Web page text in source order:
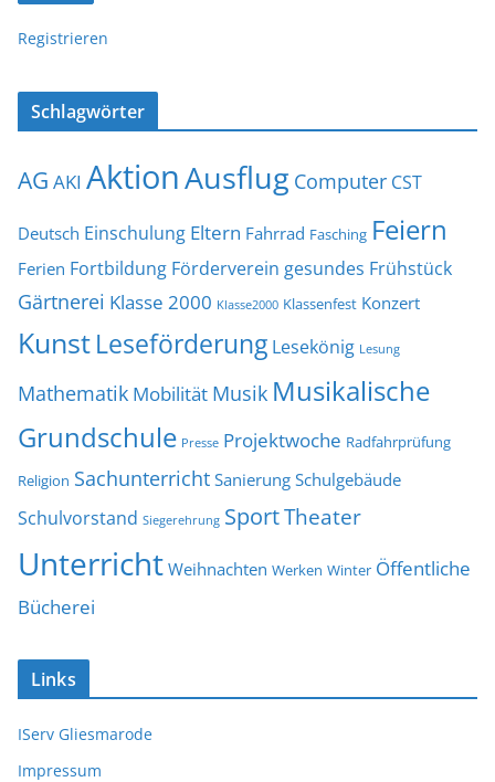
Registrieren
Schlagwörter
AG AKI AktionAusflug Computer CST
Deutsch Einschulung Eltern Fahrrad Fasching Feiern
Ferien Fortbildung Förderverein gesundes Frühstück
Gärtnerei Klasse 2000 Klasse2000 Klassenfest Konzert
KunstLeseförderung Lesekönig Lesung
Mathematik Mobilität Musik Musikalische
Grundschule Presse Projektwoche Radfahrprüfung
Religion Sachunterricht Sanierung Schulgebäude
Schulvorstand Siegerehrung SportTheater
Unterricht Weihnachten Werken Winter Öffentliche
Bücherei
Links
IServ Gliesmarode
Impressum